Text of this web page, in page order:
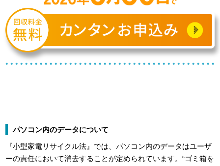
パソコン内のデータについて
『小型家電リサイクル法』では、パソコン内のデータはユーザ
ーの責任において消去することが定められています。“ゴミ箱を